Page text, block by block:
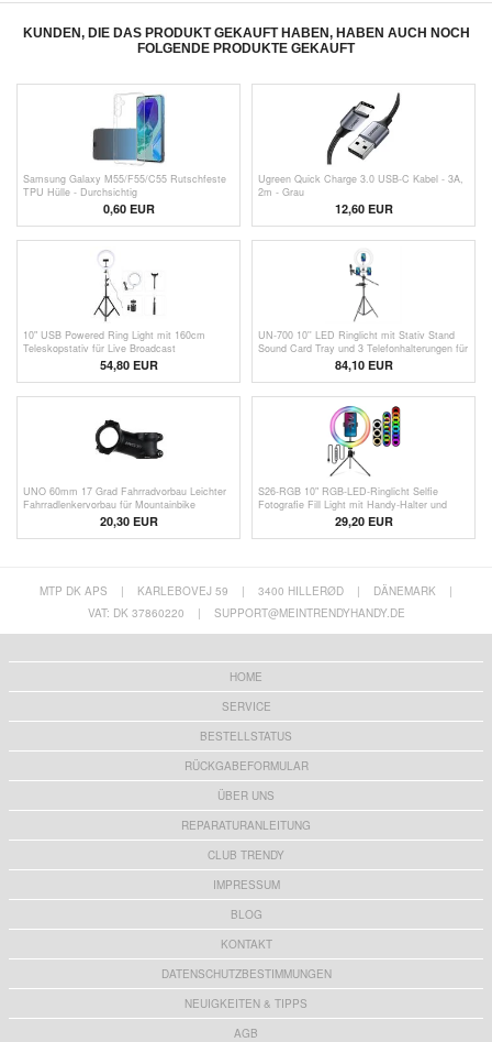
KUNDEN, DIE DAS PRODUKT GEKAUFT HABEN, HABEN AUCH NOCH
FOLGENDE PRODUKTE GEKAUFT
Samsung Galaxy M55/F55/C55 Rutschfeste
TPU Hülle - Durchsichtig
0,60EUR
Ugreen Quick Charge 3.0 USB-C Kabel - 3A,
2m - Grau
12,60 EUR
10" USB Powered Ring Light mit 160cm
Teleskopstativ für Live Broadcast
54,80 EUR
UN-700 10'' LED Ringlicht mit Stativ Stand
Sound Card Tray und 3 Telefonhalterungen für
Selfie YouTube Video Fotografie Makeup
84,10 EUR
UNO 60mm 17 Grad Fahrradvorbau Leichter
Fahrradlenkervorbau für Mountainbike
Rennrad BMX MTB20,30 EUR
S26-RGB 10" RGB-LED-Ringlicht Selfie
Fotografie Fill Light mit Handy-Halter und
29,20EUR
MTP DK APS | KARLEBOVEJ 59 | 3400 HILLERØD | DÄNEMARK
|
VAT: DK 37860220
| SUPPORT@MEINTRENDYHANDY.DE
HOME
SERVICE
BESTELLSTATUS
RÜCKGABEFORMULAR
ÜBER UNS
REPARATURANLEITUNG
CLUB TRENDY
IMPRESSUM
BLOG
KONTAKT
DATENSCHUTZBESTIMMUNGEN
NEUIGKEITEN & TIPPS
AGB